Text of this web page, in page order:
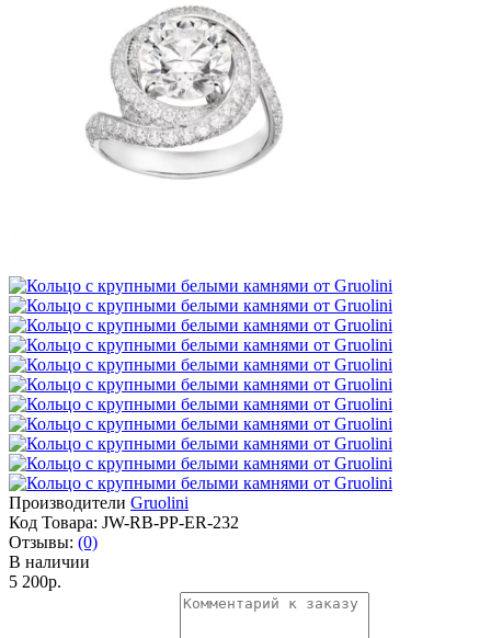
Производители Gruolini
Код Товара: JW-RB-PP-ER-232
Отзывы: (0)
В наличии
5 200р.